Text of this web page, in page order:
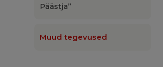
Päästja”
Muud tegevused